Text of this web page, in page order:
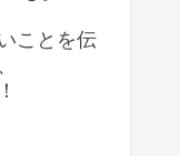
ことを伝